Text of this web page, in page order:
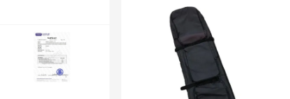
ベストプライス